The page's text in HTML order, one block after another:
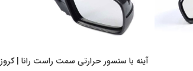
آینه با سنسور حرارتی سمت راست رانا | کروز